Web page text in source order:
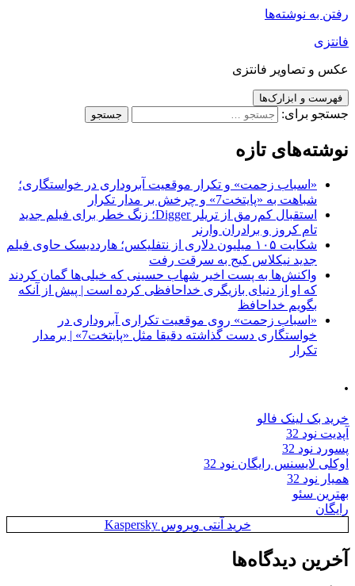
رفتن به نوشته‌ها
فانتزی
عکس و تصاویر فانتزی
فهرست و ابزارک‌ها
جستجو برای:
نوشته‌های تازه
«اسباب زحمت» و تکرار موقعیت آبروداری در خواستگاری؛
شباهت به «پایتخت7» و چرخش بر مدار تکرار
استقبال کم‌رمق از تریلر Digger؛ زنگ خطر برای فیلم جدید
تام کروز و برادران وارنر
شکایت ۱۰۵ میلیون دلاری از نتفلیکس؛ هارددیسک حاوی فیلم
جدید نیکلاس کیج به سرقت رفت
واکنش‌ها به پست اخیر شهاب حسینی که خیلی‌ها گمان کردند
که او از دنیای بازیگری خداحافظی کرده است | پیش از آنکه
بگویم خداحافظ
«اسباب زحمت» روی موقعیت تکراری آبروداری در
خواستگاری دست گذاشته دقیقا مثل «پایتخت7» | برمدار
تکرار
.
خرید بک لینک فالو
آپدیت نود 32
پسورد نود 32
اوکلی لایسنس رایگان نود 32
همیار نود 32
بهترین سئو
رایگان
خرید آنتی ویروس Kaspersky
آخرین دیدگاه‌ها